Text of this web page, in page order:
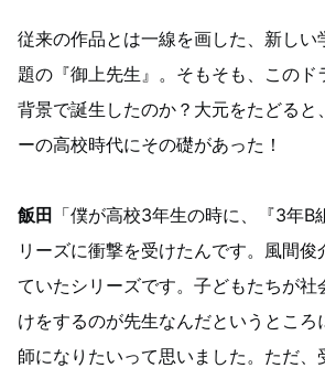
従来の作品とは一線を画した、新しい
題の『御上先生』。そもそも、このド
背景で誕生したのか？大元をたどると
ーの高校時代にその礎があった！
飯田 「僕が高校3年生の時に、『3年
リーズに衝撃を受けたんです。風間俊
ていたシリーズです。子どもたちが社
けをするのが先生なんだというところ
師になりたいって思いました。ただ、